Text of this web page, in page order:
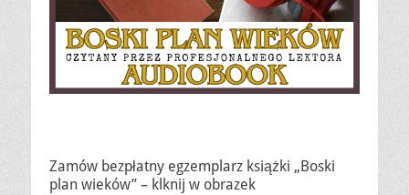
Zamów bezpłatny egzemplarz książki „Boski
plan wieków” – klknij w obrazek